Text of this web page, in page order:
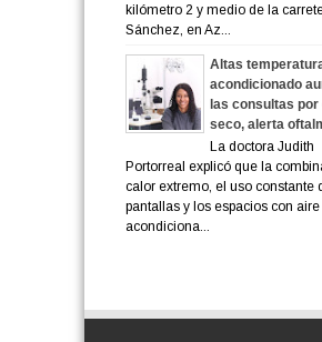
kilómetro 2 y medio de la
Sánchez, en Az...
Altas
acondicionado
las consultas por
seco, alerta
La doctora Judith
Portorreal explicó que la
calor extremo, el uso constante
pantallas y los espacios con aire
acondiciona...